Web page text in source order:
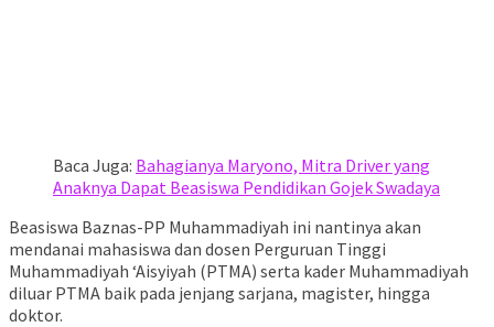
Baca Juga: Bahagianya Maryono, Mitra Driver yang
Anaknya Dapat Beasiswa Pendidikan Gojek Swadaya
Beasiswa Baznas-PP Muhammadiyah ini nantinya akan
mendanai mahasiswa dan dosen Perguruan Tinggi
Muhammadiyah ‘Aisyiyah (PTMA) serta kader Muhammadiyah
diluar PTMA baik pada jenjang sarjana, magister, hingga
doktor.